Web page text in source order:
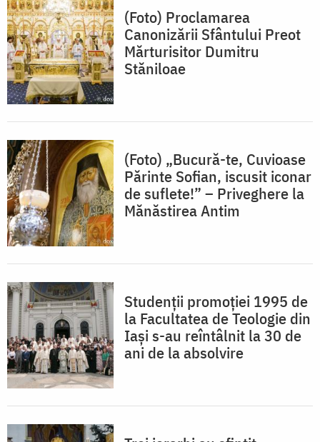
(Foto) Proclamarea
Canonizării Sfântului Preot
Mărturisitor Dumitru
Stăniloae
(Foto) „Bucură-te, Cuvioase
Părinte Sofian, iscusit iconar
de suflete!” – Priveghere la
Mănăstirea Antim
Studenții promoției 1995 de
la Facultatea de Teologie din
Iași s-au reîntâlnit la 30 de
ani de la absolvire